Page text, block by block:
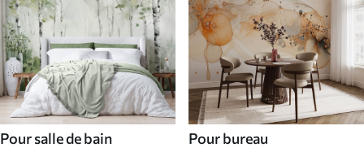
Pour salle de bain Pour bureau